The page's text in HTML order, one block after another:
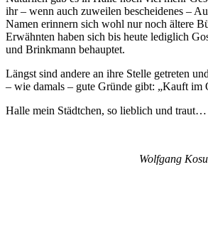
ihr – wenn auch zuweilen bescheidenes –
Namen erinnern sich wohl nur noch ältere
Erwähnten haben sich bis heute lediglich
und Brinkmann behauptet.
Längst sind andere an ihre Stelle getreten
– wie damals – gute Gründe gibt: „Kauft im
Halle mein Städtchen, so lieblich und traut…
Wolfgang